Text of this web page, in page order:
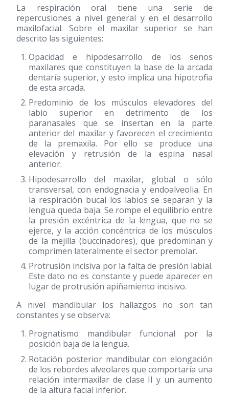
La respiración oral tiene una serie de
repercusiones a nivel general y en el desarrollo
maxilofacial. Sobre el maxilar superior se han
descrito las siguientes:
Opacidad e hipodesarrollo de los senos
maxilares que constituyen la base de la arcada
dentaría superior, y esto implica una hipotrofia
de esta arcada.
Predominio de los músculos elevadores del
labio superior en detrimento de los
paranasales que se insertan en la parte
anterior del maxilar y favorecen el crecimiento
de la premaxila. Por ello se produce una
elevación y retrusión de la espina nasal
anterior.
Hipodesarrollo del maxilar, global o sólo
transversal, con endognacia y endoalveolia. En
la respiración bucal los labios se separan y la
lengua queda baja. Se rompe el equilibrio entre
la presión excéntrica de la lengua, que no se
ejerce, y la acción concéntrica de los músculos
de la mejilla (buccinadores), que predominan y
comprimen lateralmente el sector premolar.
Protrusión incisiva por la falta de presión labial.
Este dato no es constante y puede aparecer en
lugar de protrusión apiñamiento incisivo.
A nivel mandibular los hallazgos no son tan
constantes y se observa:
Prognatismo mandibular funcional por la
posición baja de la lengua.
Rotación posterior mandibular con elongación
de los rebordes alveolares que comportaría una
relación intermaxilar de clase II y un aumento
de la altura facial inferior.